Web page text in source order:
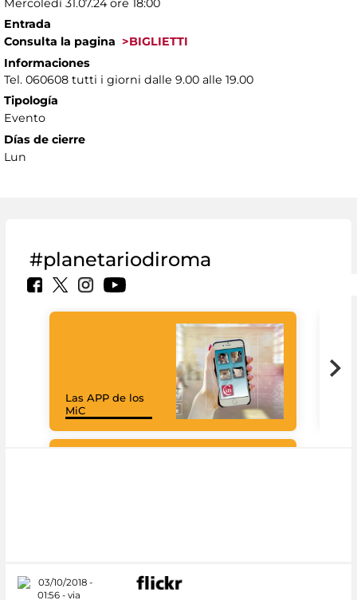
Mercoledì 31.07.24 ore 18:00
Entrada
Consulta la pagina >BIGLIETTI
Informaciones
Tel. 060608 tutti i giorni dalle 9.00 alle 19.00
Tipología
Evento
Días de cierre
Lun
#planetariodiroma
Las APP de los
MiC